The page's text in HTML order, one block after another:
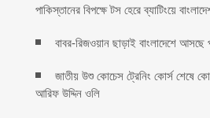
পাকিস্তানের বিপক্ষে টস হেরে ব্যাটিংয়ে
বাবর-রিজওয়ান ছাড়াই বাংলাদেশে আসছে
জাতীয় উশু কোচেস ট্রেনিং কোর্স শেষে
আরিফ উদ্দিন ওলি